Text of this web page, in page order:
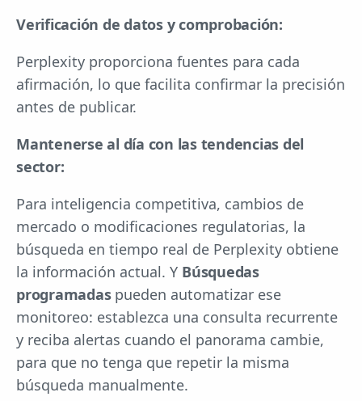
Verificación de datos y comprobación:
Perplexity proporciona fuentes para cada
afirmación, lo que facilita confirmar la precisión
antes de publicar.
Mantenerse al día con las tendencias del
sector:
Para inteligencia competitiva, cambios de
mercado o modificaciones regulatorias, la
búsqueda en tiempo real de Perplexity obtiene
la información actual. Y Búsquedas
programadaspueden automatizar ese
monitoreo: establezca una consulta recurrente
y reciba alertas cuando el panorama cambie,
para que no tenga que repetir la misma
búsqueda manualmente.